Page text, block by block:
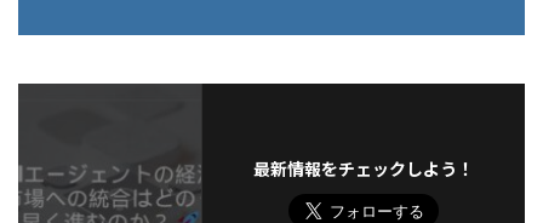
最新情報をチェックしよう！